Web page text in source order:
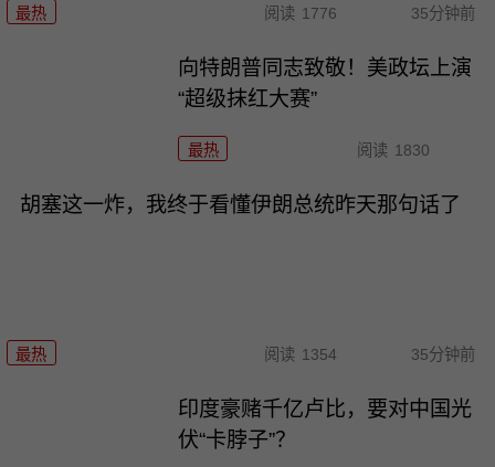
最热 阅读 1776 35分钟前
向特朗普同志致敬！美政坛上演
“超级抹红大赛”
最热 阅读 1830
胡塞这一炸，我终于看懂伊朗总统昨天那句话了
最热 阅读 1354 35分钟前
印度豪赌千亿卢比，要对中国光
伏“卡脖子”？